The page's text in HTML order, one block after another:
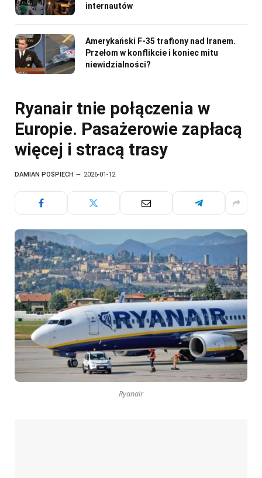
internautów
Amerykański F-35 trafiony nad Iranem.
Przełom w konflikcie i koniec mitu
niewidzialności?
Ryanair tnie połączenia w
Europie. Pasażerowie zapłacą
więcej i stracą trasy
DAMIAN POŚPIECH 2026-01-12
Ryanair